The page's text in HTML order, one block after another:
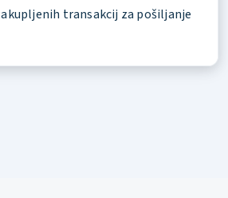
transakcij za pošiljanje